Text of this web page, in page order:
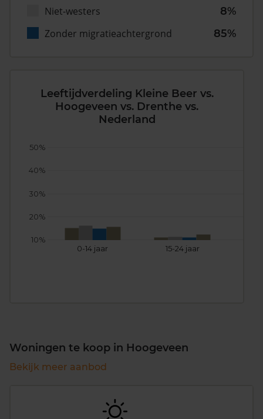
Niet-westers
8%
Zonder migratieachtergrond
85%
Leeftijdverdeling Kleine Beer vs.
Hoogeveen vs. Drenthe vs.
Nederland
0-14 jaar 15-24 jaar
10%
20%
30%
40%
50%
Woningen te koop in Hoogeveen
Bekijk meer aanbod